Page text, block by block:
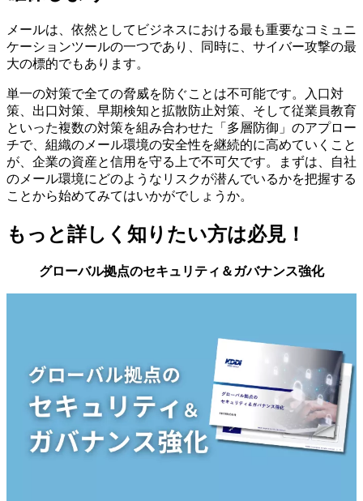
メールは、依然としてビジネスにおける最も重要なコミュニ
ケーションツールの一つであり、同時に、サイバー攻撃の最
大の標的でもあります。
単一の対策で全ての脅威を防ぐことは不可能です。入口対
策、出口対策、早期検知と拡散防止対策、そして従業員教育
といった複数の対策を組み合わせた「多層防御」のアプロー
チで、組織のメール環境の安全性を継続的に高めていくこと
が、企業の資産と信用を守る上で不可欠です。まずは、自社
のメール環境にどのようなリスクが潜んでいるかを把握する
ことから始めてみてはいかがでしょうか。
もっと詳しく知りたい方は必見！
グローバル拠点のセキュリティ＆ガバナンス強化